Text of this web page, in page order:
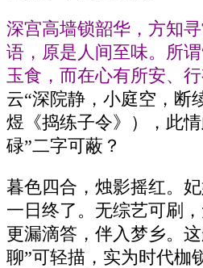
深宫高墙锁韶华，方知
语，原是人间至味。所
玉食，而在心有所安、行
云“深院静，小庭空，断
煜《捣练子令》），此
碌”二字可蔽？
暮色四合，烛影摇红。
一日终了。无综艺可刷
更漏滴答，伴入梦乡。
聊”可轻描，实为时代枷